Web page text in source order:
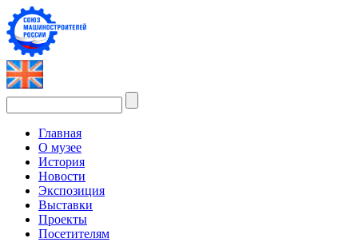
Главная
О музее
История
Новости
Экспозиция
Выставки
Проекты
Посетителям